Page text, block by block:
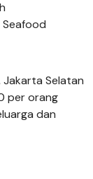
Seafood
Jakarta Selatan
per orang
dan